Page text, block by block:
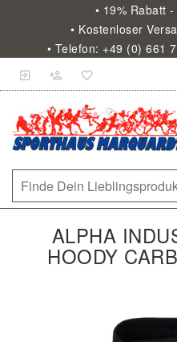
• 19% Rabatt
• Kostenloser
• Telefon: +49 (0) 661
ALPHA
HOODY